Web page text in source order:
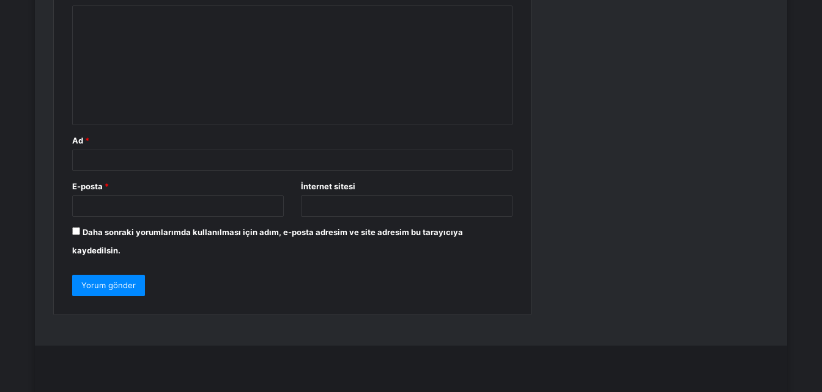
Ad *
E-posta * İnternet sitesi
Daha sonraki yorumlarımda kullanılması için adım, e-posta adresim ve site adresim bu tarayıcıya
kaydedilsin.